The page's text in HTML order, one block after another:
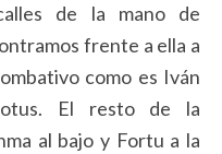
de la mano de
frente a ella a
como es Iván
El resto de la
al bajo y Fortu a la